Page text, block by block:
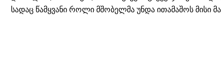
სადაც წამყვანი როლი მშობელმა უნდა ითამაშოს მისი